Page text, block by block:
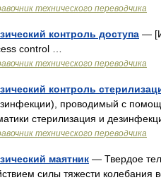
технического переводчика
контроль доступа —
control …
технического переводчика
контроль
проводимый с
стерилизация и
технического переводчика
маятник — Твердое
силы тяжести колебания